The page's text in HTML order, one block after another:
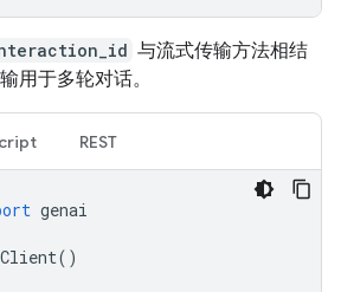
与流式传输方法相结
用于多轮对话。
REST
genai
Client()